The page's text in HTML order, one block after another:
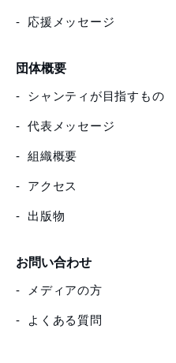
応援メッセージ
団体概要
シャンティが目指すもの
代表メッセージ
組織概要
アクセス
出版物
お問い合わせ
メディアの方
よくある質問